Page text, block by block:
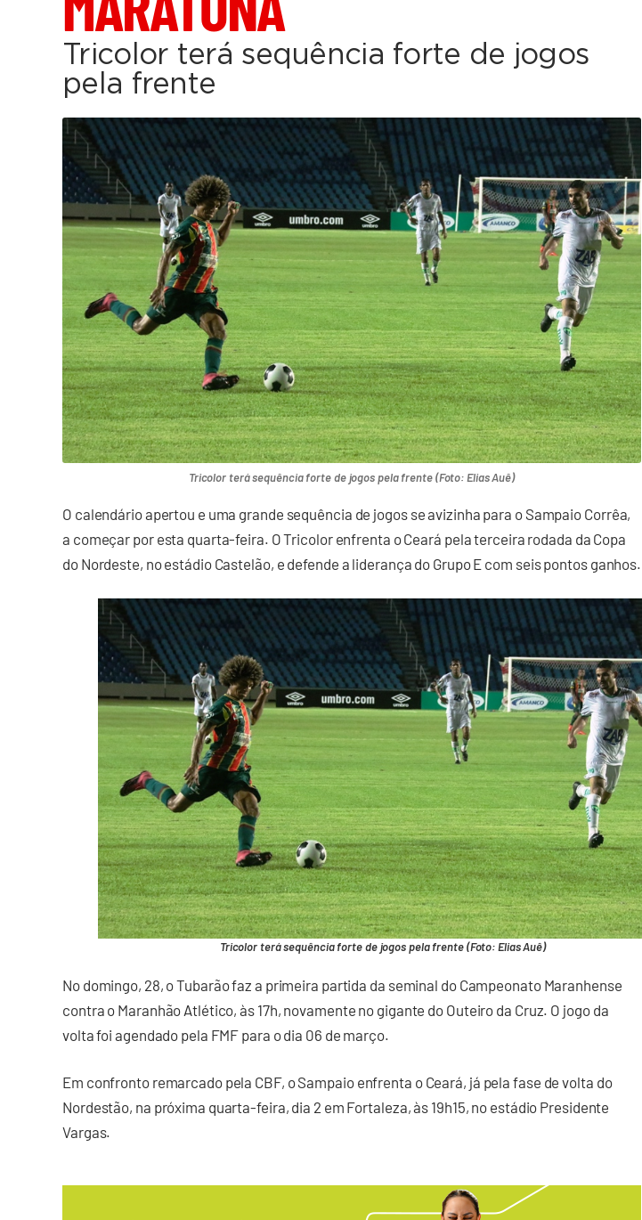
Tricolor terá sequência forte de jogos
pela frente
Tricolor terá sequência forte de jogos pela frente (Foto: Elias Auê)
O calendário apertou e uma grande sequência de jogos se avizinha para o Sampaio Corrêa,
a começar por esta quarta-feira. O Tricolor enfrenta o Ceará pela terceira rodada da Copa
do Nordeste, no estádio Castelão, e defende a liderança do Grupo E com seis pontos ganhos.
Tricolor terá sequência forte de jogos pela frente (Foto: Elias Auê)
No domingo, 28, o Tubarão faz a primeira partida da seminal do Campeonato Maranhense
contra o Maranhão Atlético, às 17h, novamente no gigante do Outeiro da Cruz. O jogo da
volta foi agendado pela FMF para o dia 06 de março.
Em confronto remarcado pela CBF, o Sampaio enfrenta o Ceará, já pela fase de volta do
Nordestão, na próxima quarta-feira, dia 2 em Fortaleza, às 19h15, no estádio Presidente
Vargas.